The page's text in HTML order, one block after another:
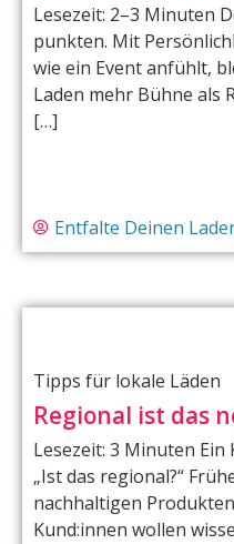
Lesezeit: 2–3 Minuten
punkten. Mit
wie ein Event anfühlt,
Laden mehr Bühne als
[…]
Entfalte Deinen
Tipps für lokale Läden
Regional ist das
Lesezeit: 3 Minuten
„Ist das regional?“
nachhaltigen
Kund:innen wollen